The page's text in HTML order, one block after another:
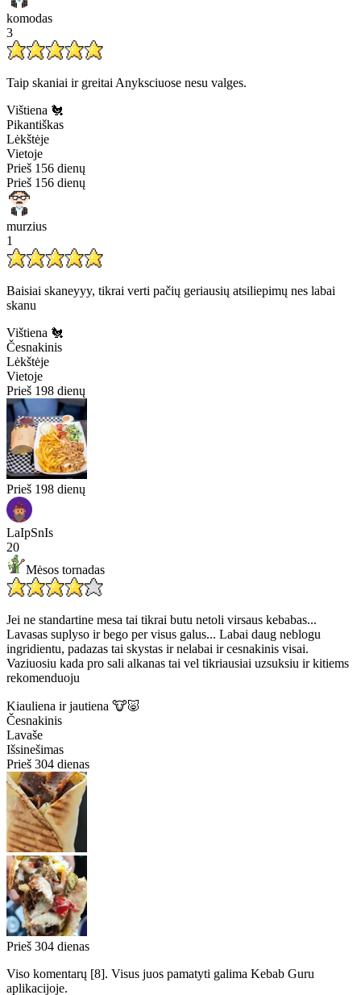
komodas
3
Taip skaniai ir greitai Anyksciuose nesu valges.
Vištiena 🐔
Pikantiškas
Lėkštėje
Vietoje
Prieš 156 dienų
Prieš 156 dienų
murzius
1
Baisiai skaneyyy, tikrai verti pačių geriausių atsiliepimų nes labai
skanu
Vištiena 🐔
Česnakinis
Lėkštėje
Vietoje
Prieš 198 dienų
Prieš 198 dienų
LaIpSnIs
20
Mėsos tornadas
Jei ne standartine mesa tai tikrai butu netoli virsaus kebabas...
Lavasas suplyso ir bego per visus galus... Labai daug neblogu
ingridientu, padazas tai skystas ir nelabai ir cesnakinis visai.
Vaziuosiu kada pro sali alkanas tai vel tikriausiai uzsuksiu ir kitiems
rekomenduoju
Kiauliena ir jautiena 🐮🐷
Česnakinis
Lavaše
Išsinešimas
Prieš 304 dienas
Prieš 304 dienas
Viso komentarų [8]. Visus juos pamatyti galima Kebab Guru
aplikacijoje.